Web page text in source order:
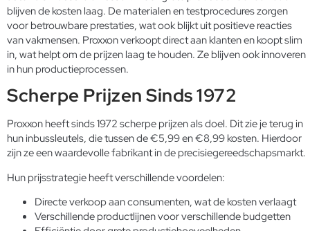
blijven de kosten laag. De materialen en testprocedures zorgen
voor betrouwbare prestaties, wat ook blijkt uit positieve reacties
van vakmensen. Proxxon verkoopt direct aan klanten en koopt slim
in, wat helpt om de prijzen laag te houden. Ze blijven ook innoveren
in hun productieprocessen.
Scherpe Prijzen Sinds 1972
Proxxon heeft sinds 1972 scherpe prijzen als doel. Dit zie je terug in
hun inbussleutels, die tussen de €5,99 en €8,99 kosten. Hierdoor
zijn ze een waardevolle fabrikant in de precisiegereedschapsmarkt.
Hun prijsstrategie heeft verschillende voordelen:
Directe verkoop aan consumenten, wat de kosten verlaagt
Verschillende productlijnen voor verschillende budgetten